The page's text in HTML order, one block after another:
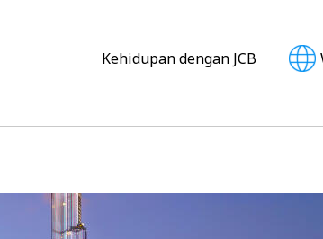
Kehidupan dengan JCB